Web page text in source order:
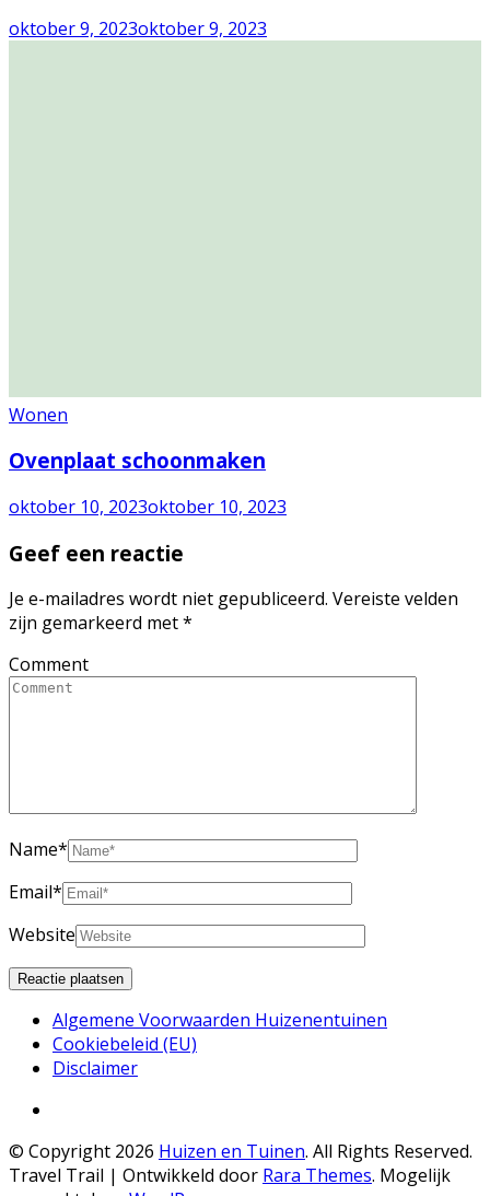
oktober 9, 2023oktober 9, 2023
Wonen
Ovenplaat schoonmaken
oktober 10, 2023oktober 10, 2023
Geef een reactie
Je e-mailadres wordt niet gepubliceerd. Vereiste velden
zijn gemarkeerd met*
Comment
Name*
Email*
Website
Algemene Voorwaarden Huizenentuinen
Cookiebeleid (EU)
Disclaimer
© Copyright 2026 Huizen en Tuinen. All Rights Reserved.
Travel Trail | Ontwikkeld door Rara Themes. Mogelijk